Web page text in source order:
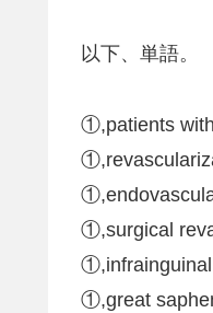
以下、単語。
①,patients
①,surgical
①,infrainguinal
①,great